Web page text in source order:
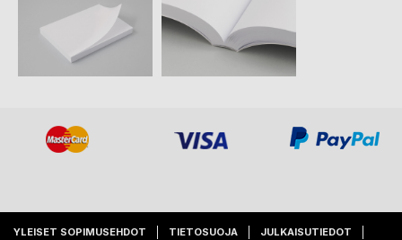
YLEISET SOPIMUSEHDOT TIETOSUOJA JULKAISUTIEDOT